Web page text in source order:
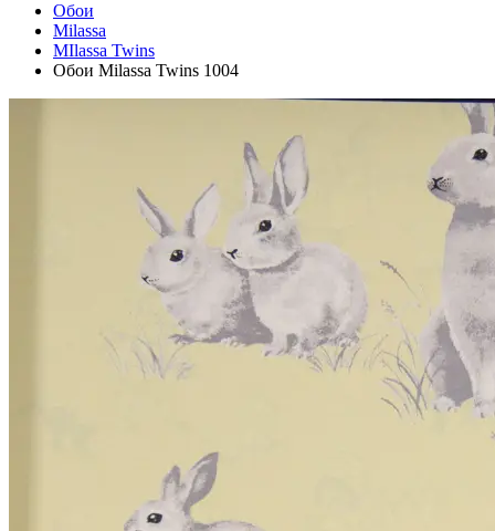
Обои
Milassa
MIlassa Twins
Обои Milassa Twins 1004